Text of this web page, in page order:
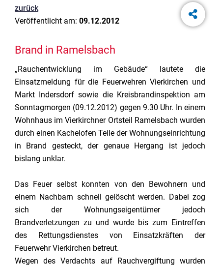
zurück
Veröffentlicht am: 09.12.2012
Brand in Ramelsbach
„Rauchentwicklung im Gebäude“ lautete die
Einsatzmeldung für die Feuerwehren Vierkirchen und
Markt Indersdorf sowie die Kreisbrandinspektion am
Sonntagmorgen (09.12.2012) gegen 9.30 Uhr. In einem
Wohnhaus im Vierkirchner Ortsteil Ramelsbach wurden
durch einen Kachelofen Teile der Wohnungseinrichtung
in Brand gesteckt, der genaue Hergang ist jedoch
bislang unklar.
Das Feuer selbst konnten von den Bewohnern und
einem Nachbarn schnell gelöscht werden. Dabei zog
sich der Wohnungseigentümer jedoch
Brandverletzungen zu und wurde bis zum Eintreffen
des Rettungsdienstes von Einsatzkräften der
Feuerwehr Vierkirchen betreut.
Wegen des Verdachts auf Rauchvergiftung wurden